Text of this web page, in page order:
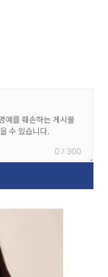
0 / 300